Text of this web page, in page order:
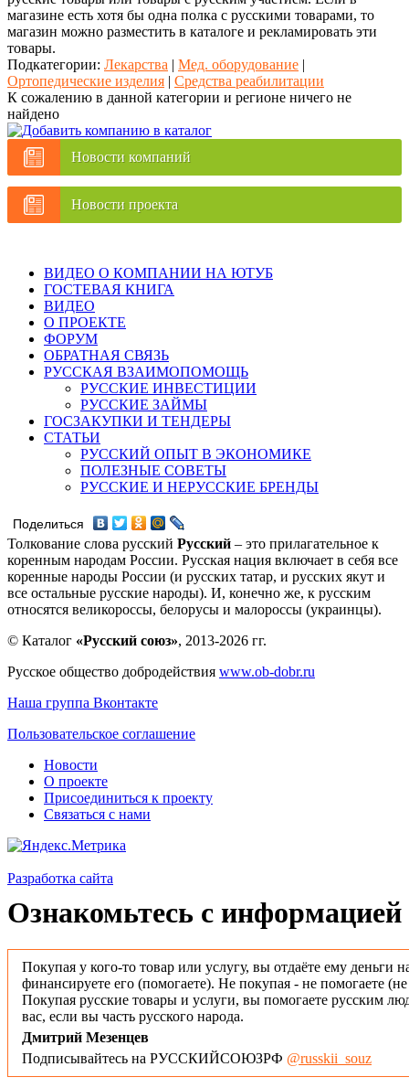
магазине есть хотя бы одна полка с русскими товарами, то
магазин можно разместить в каталоге и рекламировать эти
товары.
Подкатегории: Лекарства | Мед. оборудование |
Ортопедические изделия | Средства реабилитации
К сожалению в данной категории и регионе ничего не
найдено
Новости компаний
Новости проекта
ВИДЕО О КОМПАНИИ НА ЮТУБ
ГОСТЕВАЯ КНИГА
ВИДЕО
О ПРОЕКТЕ
ФОРУМ
ОБРАТНАЯ СВЯЗЬ
РУССКАЯ ВЗАИМОПОМОЩЬ
РУССКИЕ ИНВЕСТИЦИИ
РУССКИЕ ЗАЙМЫ
ГОСЗАКУПКИ И ТЕНДЕРЫ
СТАТЬИ
РУССКИЙ ОПЫТ В ЭКОНОМИКЕ
ПОЛЕЗНЫЕ СОВЕТЫ
РУССКИЕ И НЕРУССКИЕ БРЕНДЫ
Поделиться
Толкование слова русский Русский – это прилагательное к
коренным народам России. Русская нация включает в себя все
коренные народы России (и русских татар, и русских якут и
все остальные русские народы). И, конечно же, к русским
относятся великороссы, белорусы и малороссы (украинцы).
© Каталог «Русский союз», 2013-2026 гг.
Русское общество добродействия www.ob-dobr.ru
Наша группа Вконтакте
Пользовательское соглашение
Новости
О проекте
Присоединиться к проекту
Связаться с нами
Разработка сайта
Ознакомьтесь с информацией
Покупая у кого-то товар или услугу, вы отдаёте ему деньги
финансируете его (помогаете). Не покупая - не помогаете
Покупая русские товары и услуги, вы помогаете русским
вас, если вы часть русского народа.
Дмитрий Мезенцев
Подписывайтесь на РУССКИЙСОЮЗРФ @russkii_souz